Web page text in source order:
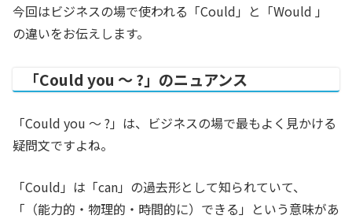
今回はビジネスの場で使われる「Could」と「Would 」
の違いをお伝えします。
「Could you ～ ?」のニュアンス
「Could you ～ ?」は、ビジネスの場で最もよく見かける
疑問文ですよね。
「Could」は「can」の過去形として知られていて、
「（能力的・物理的・時間的に）できる」という意味があ